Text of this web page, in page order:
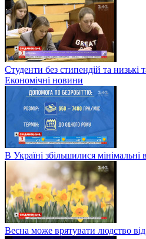
Студенти без стипендій та низькі
Економічні новини
В Україні збільшилися
Весна може врятувати людство від